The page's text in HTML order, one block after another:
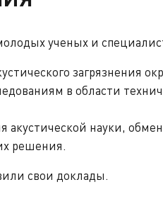
ученых и
загрязнения
в области
науки,
решения.
свои доклады.